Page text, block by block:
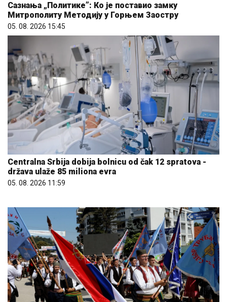
Сазнања „Политике”: Ко је поставио замку
Митрополиту Методију у Горњем Заостру
05. 08. 2026 15:45
Centralna Srbija dobija bolnicu od čak 12 spratova -
država ulaže 85 miliona evra
05. 08. 2026 11:59